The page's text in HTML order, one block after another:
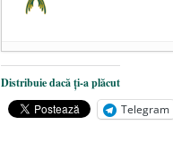
Dezvăluiri
Statul care
Legea Vexler
Distribuie dacă ți-a plăcut
Telegram